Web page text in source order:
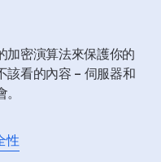
加密演算法來保護你的
該看的內容 – 伺服器和
性